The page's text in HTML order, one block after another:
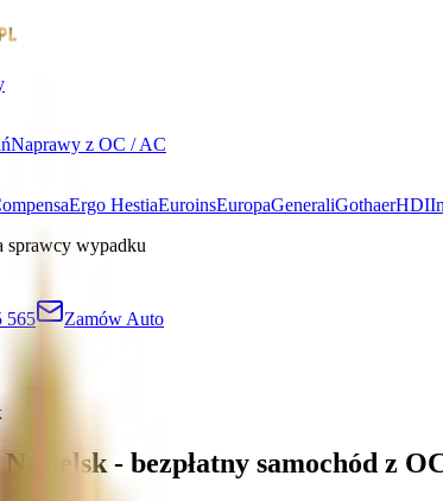
Naprawy z OC / AC
Ergo HestiaEuroinsEuropaGeneraliGothaerHDI
sprawcy wypadku
565 Zamów Auto
- bezpłatny samochód z